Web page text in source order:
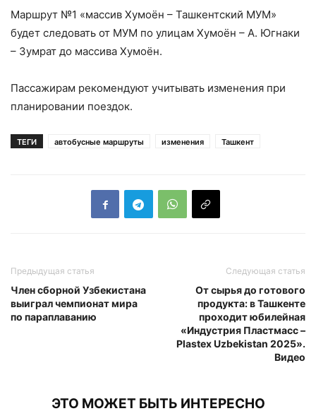
Маршрут №1 «массив Хумоён – Ташкентский МУМ»
будет следовать от МУМ по улицам Хумоён – А. Югнаки
– Зумрат до массива Хумоён.
Пассажирам рекомендуют учитывать изменения при
планировании поездок.
ТЕГИ автобусные маршруты изменения Ташкент
Предыдущая статья
Член сборной Узбекистана
выиграл чемпионат мира
по параплаванию
Следующая статья
От сырья до готового
продукта: в Ташкенте
проходит юбилейная
«Индустрия Пластмасс –
Plastex Uzbekistan 2025».
Видео
ЭТО МОЖЕТ БЫТЬ ИНТЕРЕСНО